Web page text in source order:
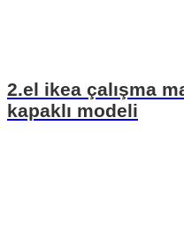
2.el ikea çalışma
kapaklı modeli